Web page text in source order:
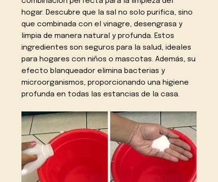
hogar. Descubre que la sal no solo purifica, sino
que combinada con el vinagre, desengrasa y
limpia de manera natural y profunda. Estos
ingredientes son seguros para la salud, ideales
para hogares con niños o mascotas. Además, su
efecto blanqueador elimina bacterias y
microorganismos, proporcionando una higiene
profunda en todas las estancias de la casa.